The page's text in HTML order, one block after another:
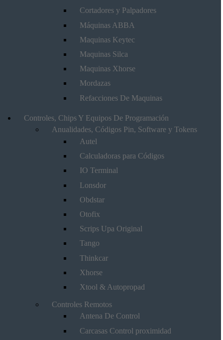
Cortadores y Palpadores
Máquinas ABBA
Maquinas Keytec
Maquinas Silca
Maquinas Xhorse
Mordazas
Refacciones De Maquinas
Controles, Chips Y Equipos De Programación
Anualidades, Códigos Pin, Software y Tokens
Autel
Calculadoras para Códigos
IO Terminal
Lonsdor
Obdstar
Otofix
Scrips Upa Original
Tango
Thinkcar
Xhorse
Xtool & Autopropad
Controles Remotos
Antena De Control
Carcasas Control proximidad